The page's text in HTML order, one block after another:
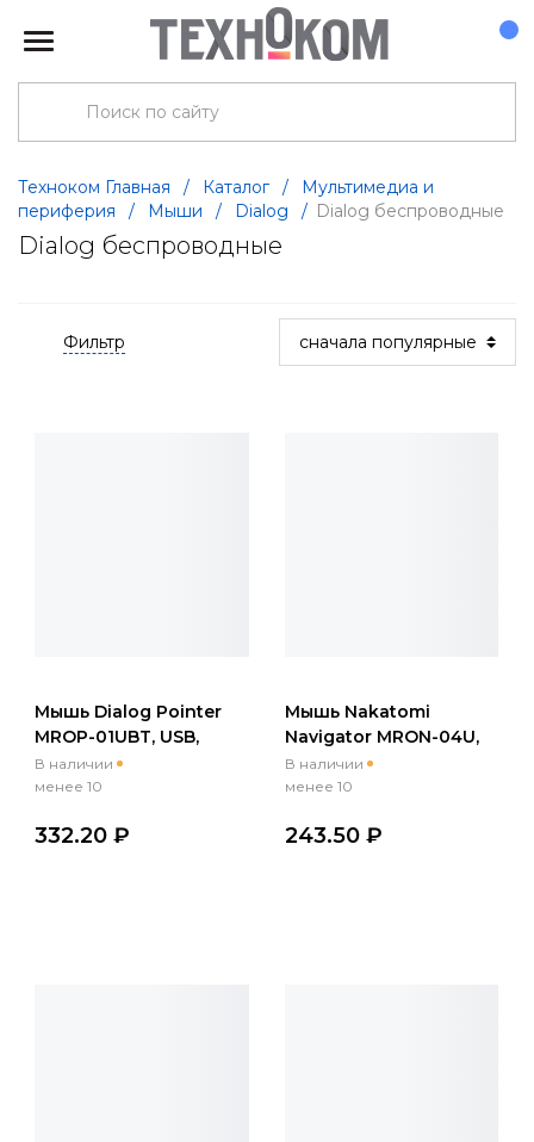
Техноком Главная / Каталог /
Мультимедиа и
периферия
/ Мыши / Dialog / Dialog беспроводные
Dialog беспроводные
Фильтр
Мышь Dialog Pointer
MROP-01UBT, USB,
Bluetooth+2.4гГц,
беспр.,опт.,6кн., 600-
В наличии
менее 10
332.20 ₽
Мышь Nakatomi
Navigator MRON-04U,
USB, беспр.,опт.,6кн.,
800-1600dpi, черный
В наличии
менее 10
243.50 ₽